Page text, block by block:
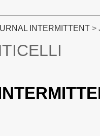
INTERMITTENT >